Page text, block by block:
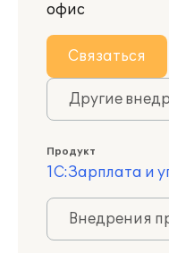
офис
Связаться
Другие
Продукт
1С:Зарплата и
Внедрения